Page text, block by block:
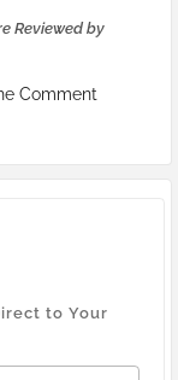
Reviewed by
Comment
to Your